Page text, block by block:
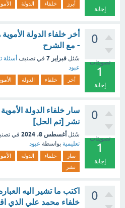
إجابة
أبرز خلفاء الدولة
0
تصويتات
1
إجابة
أخر خلفاء الدولة
- مع الشرح
سُئل فبراير 7 في تصنيف أسئلة
عبود
أخر خلفاء الدولة
0
تصويتات
1
إجابة
سار خلفاء الدولة
نشر [تم الحل]
سُئل أغسطس 8، 2024 في
تعليمية بواسطة عبود
سار خلفاء الدولة
نشر
0
اكتب ما تشير اليه
خلفاء محمد علي الذي